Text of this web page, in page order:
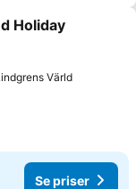
Holiday
Värld
Se priser